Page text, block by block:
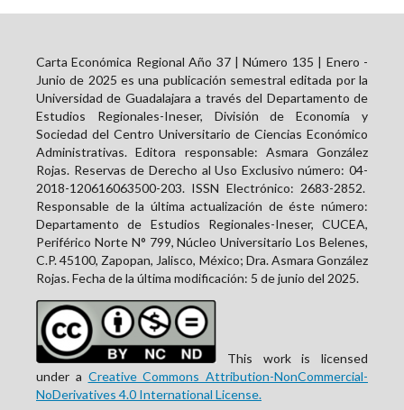
Carta Económica Regional Año 37 | Número 135 | Enero -
Junio de 2025 es una publicación semestral editada por la
Universidad de Guadalajara a través del Departamento de
Estudios Regionales-Ineser, División de Economía y
Sociedad del Centro Universitario de Ciencias Económico
Administrativas. Editora responsable: Asmara González
Rojas. Reservas de Derecho al Uso Exclusivo número: 04-
2018-120616063500-203. ISSN Electrónico: 2683-2852.
Responsable de la última actualización de éste número:
Departamento de Estudios Regionales-Ineser, CUCEA,
Periférico Norte N° 799, Núcleo Universitario Los Belenes,
C.P. 45100, Zapopan, Jalisco, México; Dra. Asmara González
Rojas. Fecha de la última modificación: 5 de junio del 2025.
This work is licensed
under a Creative Commons Attribution-NonCommercial-
NoDerivatives 4.0 International License.